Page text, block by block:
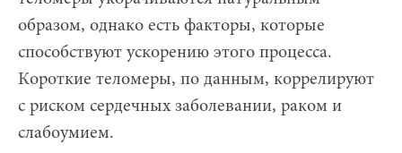
образом, однако есть факторы, которые
способствуют ускорению этого процесса.
Короткие теломеры, по данным, коррелируют
с риском сердечных заболевании, раком и
слабоумием.